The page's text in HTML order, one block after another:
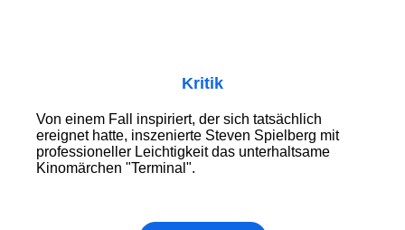
Kritik
Von einem Fall inspiriert, der sich tatsächlich
ereignet hatte, inszenierte Steven Spielberg mit
professioneller Leichtigkeit das unterhaltsame
Kinomärchen "Terminal".